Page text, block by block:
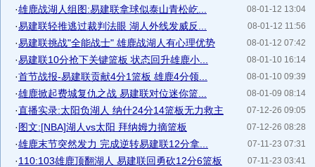
08-01-12 13:04
·雄鹿战湖人组图:易建联拿球似泰山青松屹...
08-01-12 11:56
·易建联轻推逃过裁判法眼 湖人外线发威反...
08-01-12 07:42
·易建联挑战"全能战士" 雄鹿战湖人有心理优势
08-01-10 16:14
·易建联10分抢下关键篮板 状态回升雄鹿小...
08-01-10 09:39
·首节战报-易建联贡献4分1篮板 雄鹿4分领...
08-01-09 08:14
·雄鹿掀起费城复仇之战 易建联对位迷你篮...
07-12-26 09:05
·直播实录:太阳负湖人 纳什24分14篮板无力救主
07-12-26 08:28
·图文:[NBA]湖人vs太阳 拜纳姆力摘篮板
07-11-23 07:31
·雄鹿末节突然发力 完成逆转易建联12分拿...
07-11-23 03:41
·110:103雄鹿顶翻湖人 易建联回勇砍12分6篮板